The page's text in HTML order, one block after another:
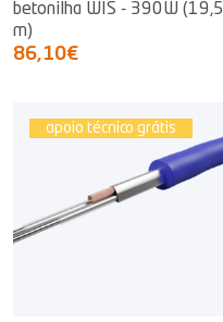
betonilha WIS - 390W (19,5
m)
86,10€
apoio técnico grátis